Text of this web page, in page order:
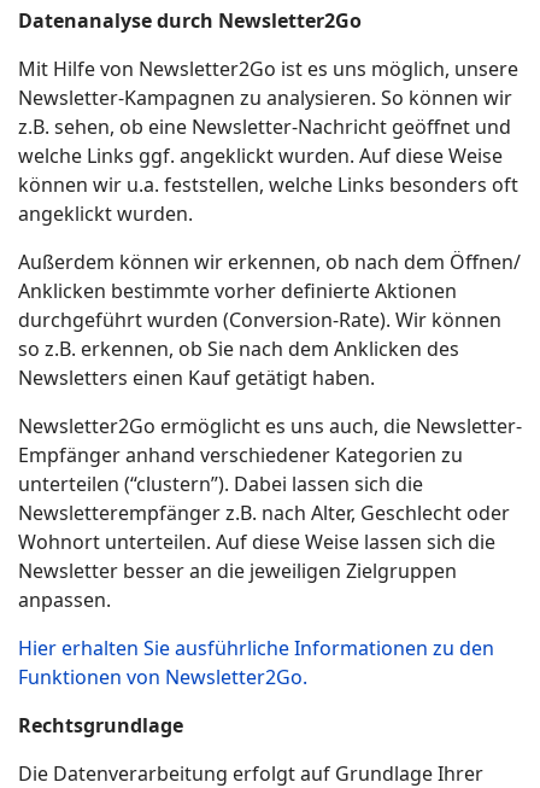
Datenanalyse durch Newsletter2Go
Mit Hilfe von Newsletter2Go ist es uns möglich, unsere
Newsletter-Kampagnen zu analysieren. So können wir
z.B. sehen, ob eine Newsletter-Nachricht geöffnet und
welche Links ggf. angeklickt wurden. Auf diese Weise
können wir u.a. feststellen, welche Links besonders oft
angeklickt wurden.
Außerdem können wir erkennen, ob nach dem Öffnen/
Anklicken bestimmte vorher definierte Aktionen
durchgeführt wurden (Conversion-Rate). Wir können
so z.B. erkennen, ob Sie nach dem Anklicken des
Newsletters einen Kauf getätigt haben.
Newsletter2Go ermöglicht es uns auch, die Newsletter-
Empfänger anhand verschiedener Kategorien zu
unterteilen (“clustern”). Dabei lassen sich die
Newsletterempfänger z.B. nach Alter, Geschlecht oder
Wohnort unterteilen. Auf diese Weise lassen sich die
Newsletter besser an die jeweiligen Zielgruppen
anpassen.
Hier erhalten Sie ausführliche Informationen zu den
Funktionen von Newsletter2Go.
Rechtsgrundlage
Die Datenverarbeitung erfolgt auf Grundlage Ihrer